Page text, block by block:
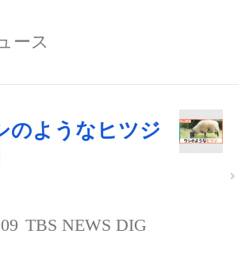
ース
のようなヒツジ
TBS NEWS DIG